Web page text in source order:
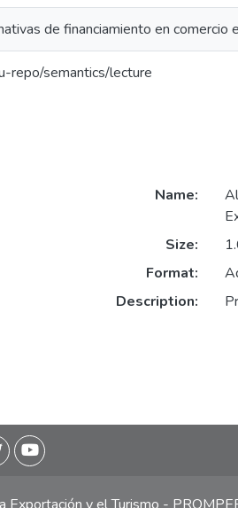
de financiamiento en
repo/semantics/lecture
Name:
Size:
Format:
Description: